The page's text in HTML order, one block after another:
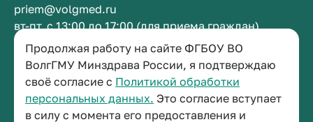
Продолжая работу на сайте ФГБОУ ВО
ВолгГМУ Минздрава России, я подтверждаю
своё согласие с Политикой обработки
персональных данных. Это согласие вступает
в силу с момента его предоставления и
priem@volgmed.ru
вт-пт, с 13:00 до 17:00 (для приема граждан)
Приемная ректора
+7 (8442) 38-50-05
г. Волгоград, площадь Павших Борцов, зд. 1,
кабинет 3-11